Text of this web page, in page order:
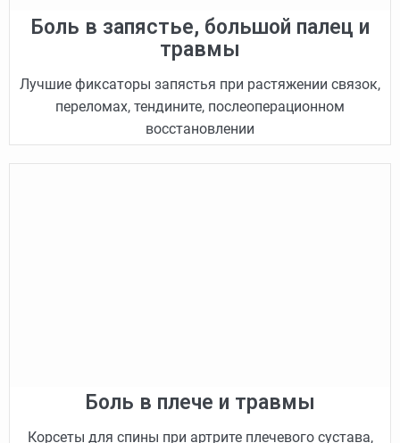
Боль в запястье, большой палец и
травмы
Лучшие фиксаторы запястья при растяжении связок,
переломах, тендините, послеоперационном
восстановлении
Боль в плече и травмы
Корсеты для спины при артрите плечевого сустава,